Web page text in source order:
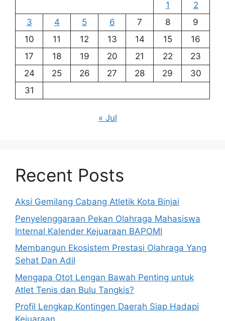
1
2
3
4 5 6 7 8
9
10
11 12 13 14 15
16
17
18 19 20 21 22
23
24
25 26 27 28 29
30
31
« Jul
Recent Posts
Aksi Gemilang Cabang Atletik Kota Binjai
Penyelenggaraan Pekan Olahraga Mahasiswa
Internal Kalender Kejuaraan BAPOMI
Membangun Ekosistem Prestasi Olahraga Yang
Sehat Dan Adil
Mengapa Otot Lengan Bawah Penting untuk
Atlet Tenis dan Bulu Tangkis?
Profil Lengkap Kontingen Daerah Siap Hadapi
Kejuaraan